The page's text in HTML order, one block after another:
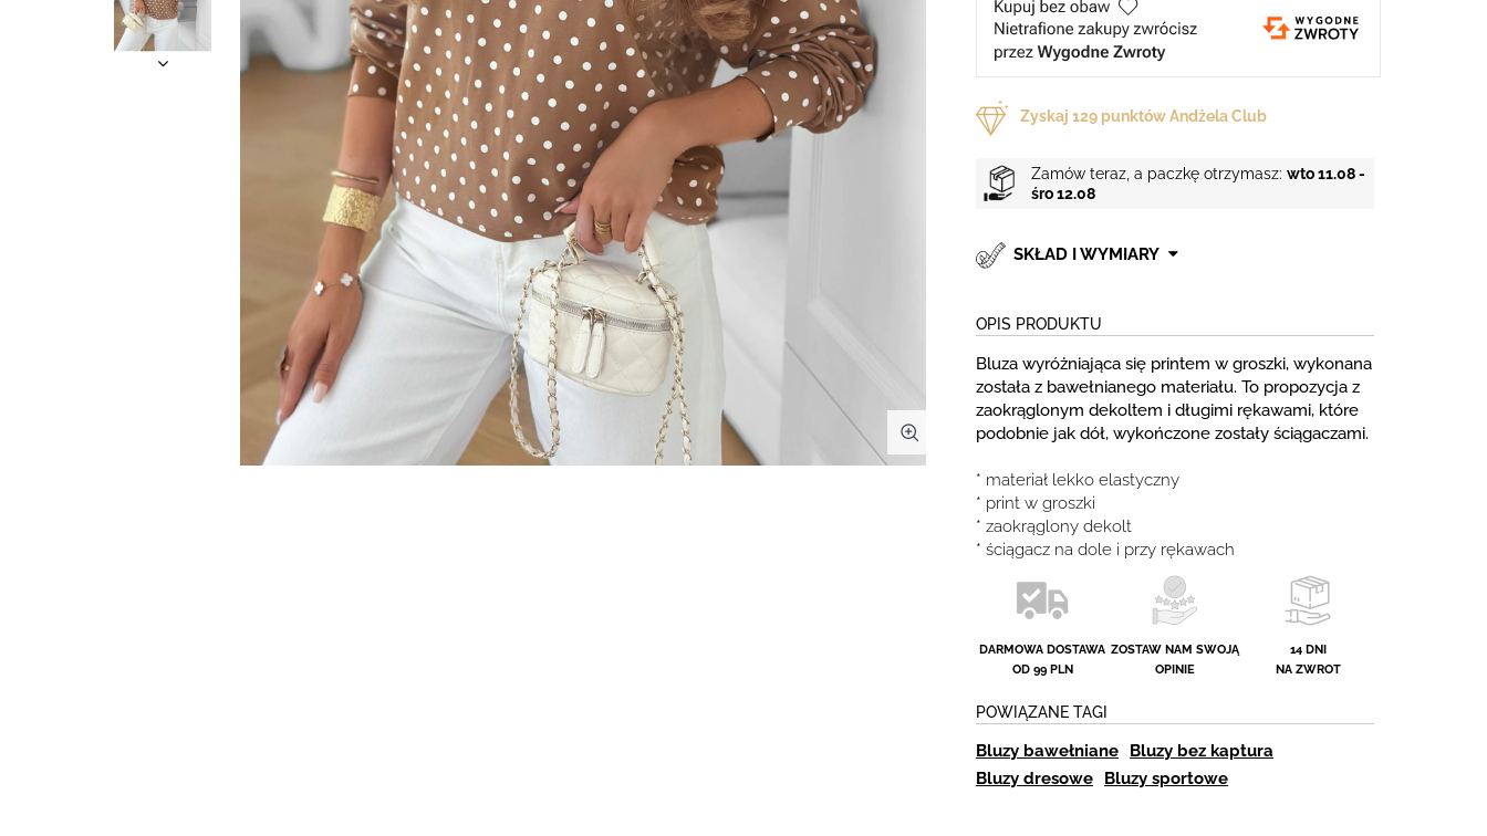
Zyskaj 129 punktów Andżela Club
Zamów teraz, a paczkę otrzymasz: wto 11.08 -
śro 12.08
SKŁAD I WYMIARY
OPIS PRODUKTU
Bluza wyróżniająca się printem w groszki, wykonana
została z bawełnianego materiału. To propozycja z
zaokrąglonym dekoltem i długimi rękawami, które
podobnie jak dół, wykończone zostały ściągaczami.
* materiał lekko elastyczny
* print w groszki
* zaokrąglony dekolt
* ściągacz na dole i przy rękawach
DARMOWA DOSTAWA
OD 99 PLN
ZOSTAW NAM SWOJĄ
OPINIE
14 DNI
NA ZWROT
POWIĄZANE TAGI
Bluzy bawełniane
Bluzy bez kaptura
Bluzy dresowe
Bluzy sportowe